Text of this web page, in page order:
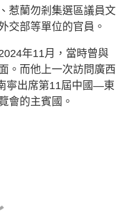
惹蘭勿剎集選區議員文
交部等單位的官員。
年11月，當時曾與
。而他上一次訪問廣西
寧出席第11屆中國—東
會的主賓國。